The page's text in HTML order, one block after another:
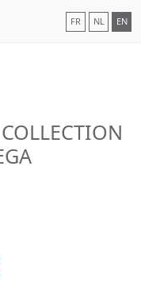
FR NL EN